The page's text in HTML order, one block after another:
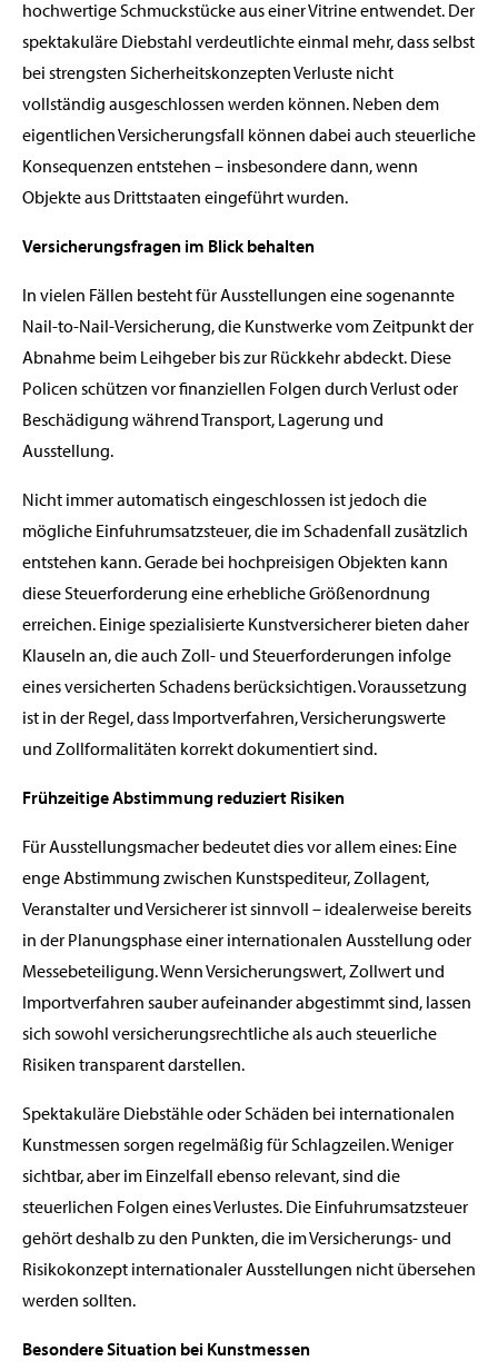
hochwertige Schmuckstücke aus einer Vitrine entwendet. Der
spektakuläre Diebstahl verdeutlichte einmal mehr, dass selbst
bei strengsten Sicherheitskonzepten Verluste nicht
vollständig ausgeschlossen werden können. Neben dem
eigentlichen Versicherungsfall können dabei auch steuerliche
Konsequenzen entstehen – insbesondere dann, wenn
Objekte aus Drittstaaten eingeführt wurden.
Versicherungsfragen im Blick behalten
In vielen Fällen besteht für Ausstellungen eine sogenannte
Nail-to-Nail-Versicherung, die Kunstwerke vom Zeitpunkt der
Abnahme beim Leihgeber bis zur Rückkehr abdeckt. Diese
Policen schützen vor finanziellen Folgen durch Verlust oder
Beschädigung während Transport, Lagerung und
Ausstellung.
Nicht immer automatisch eingeschlossen ist jedoch die
mögliche Einfuhrumsatzsteuer, die im Schadenfall zusätzlich
entstehen kann. Gerade bei hochpreisigen Objekten kann
diese Steuerforderung eine erhebliche Größenordnung
erreichen. Einige spezialisierte Kunstversicherer bieten daher
Klauseln an, die auch Zoll- und Steuerforderungen infolge
eines versicherten Schadens berücksichtigen. Voraussetzung
ist in der Regel, dass Importverfahren, Versicherungswerte
und Zollformalitäten korrekt dokumentiert sind.
Frühzeitige Abstimmung reduziert Risiken
Für Ausstellungsmacher bedeutet dies vor allem eines: Eine
enge Abstimmung zwischen Kunstspediteur, Zollagent,
Veranstalter und Versicherer ist sinnvoll – idealerweise bereits
in der Planungsphase einer internationalen Ausstellung oder
Messebeteiligung. Wenn Versicherungswert, Zollwert und
Importverfahren sauber aufeinander abgestimmt sind, lassen
sich sowohl versicherungsrechtliche als auch steuerliche
Risiken transparent darstellen.
Spektakuläre Diebstähle oder Schäden bei internationalen
Kunstmessen sorgen regelmäßig für Schlagzeilen. Weniger
sichtbar, aber im Einzelfall ebenso relevant, sind die
steuerlichen Folgen eines Verlustes. Die Einfuhrumsatzsteuer
gehört deshalb zu den Punkten, die im Versicherungs- und
Risikokonzept internationaler Ausstellungen nicht übersehen
werden sollten.
Besondere Situation bei Kunstmessen